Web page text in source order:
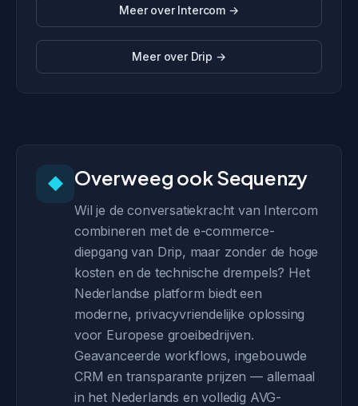
Meer over Intercom →
Meer over Drip →
◆ Overweeg ook Sequenzy
Wil je de conversatiekracht van Intercom
combineren met de e-commerce-
diepgang van Drip, maar zonder de hoge
kosten en de technische drempels? Het
Nederlandse platform biedt een
moderne, privacyvriendelijke oplossing
voor Europese groeibedrijven.
Geavanceerde workflows, ingebouwde
CRM en transparante prijzen — allemaal
in het Nederlands en volledig AVG-